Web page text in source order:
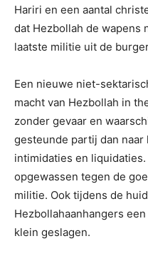
Hariri en een aantal
dat Hezbollah de wapens
laatste militie uit de
Een nieuwe niet-
macht van Hezbollah in
zonder gevaar en
gesteunde partij dan naar
intimidaties en
opgewassen tegen de
militie. Ook tijdens de
Hezbollahaanhangers
klein geslagen.